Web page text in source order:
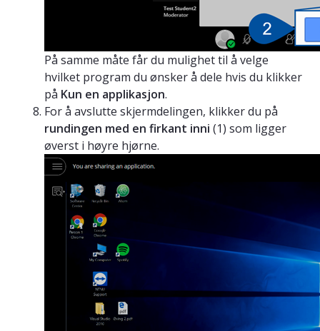
På samme måte får du mulighet til å velge
hvilket program du ønsker å dele hvis du klikker
på Kun en applikasjon.
For å avslutte skjermdelingen, klikker du på
rundingen med en firkant inni (1) som ligger
øverst i høyre hjørne.